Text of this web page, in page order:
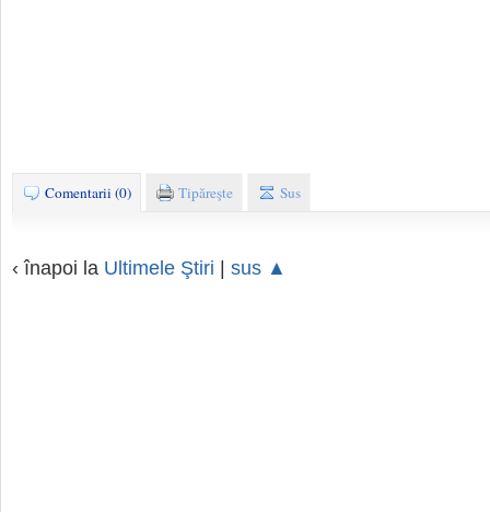
Comentarii (0) Tipăreşte Sus
‹ înapoi la Ultimele Ştiri sus ▲